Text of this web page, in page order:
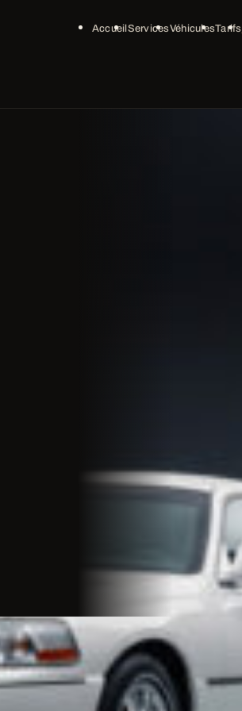
AccueilServicesVéhiculesTarifs
Paris
. Premium fleet,